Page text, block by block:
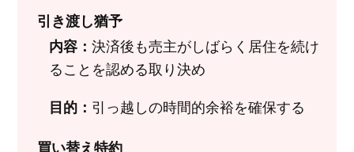
引き渡し猶予
内容： 決済後も売主がしばらく居住を続け
ることを認める取り決め
目的： 引っ越しの時間的余裕を確保する
買い替え特約